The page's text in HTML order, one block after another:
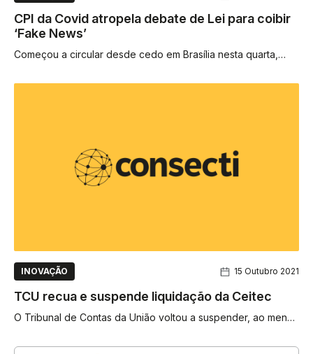
CPI da Covid atropela debate de Lei para coibir
‘Fake News’
Começou a circular desde cedo em Brasília nesta quarta,
INOVAÇÃO 15 Outubro 2021
TCU recua e suspende liquidação da Ceitec
O Tribunal de Contas da União voltou a suspender, ao menos
de...